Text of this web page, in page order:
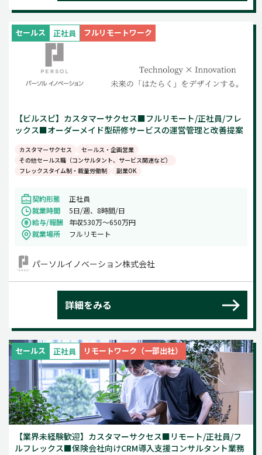
セールス 正社員 フルリモートワーク
【ビルスピ】カスタマーサクセス■フルリモート/正社員/フレ
ックス■オーダーメイド型研修サービスの運営管理と改善提案
カスタマーサクセス
セールス・企画営業
その他セールス職（コンサルタント、サービス関連など）
フレックスタイム制・裁量労働制
副業OK
契約形態
正社員
就業時間
5日/週、8時間/日
給与/報酬
年収530万～650万円
就業場所
フルリモート
パーソルイノベーション株式会社
詳細をみる
セールス 正社員 リモートワーク（一部出社）
【業界未経験歓迎】カスタマーサクセス■リモート/正社員/フ
ルフレックス■保険会社向けCRM導入支援コンサルタント業務